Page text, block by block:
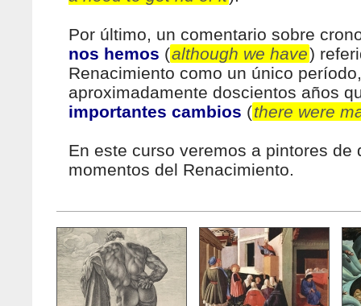
Por último, un comentario sobre
nos hemos (although we have)
Renacimiento como un único
aproximadamente doscientos años
importantes cambios (there were
En este curso veremos a pintores de
momentos del Renacimiento.